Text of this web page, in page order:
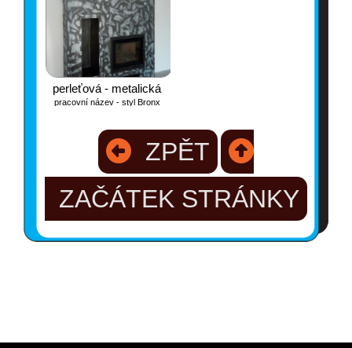
perleťová - metalická
pracovní název - styl Bronx
ZPĚT
ZAČÁTEK STRÁNKY